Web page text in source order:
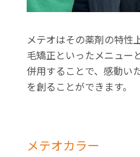
メテオはその薬剤の特性
毛矯正といったメニュー
併用することで、感動い
を創ることができます。
メテオカラー